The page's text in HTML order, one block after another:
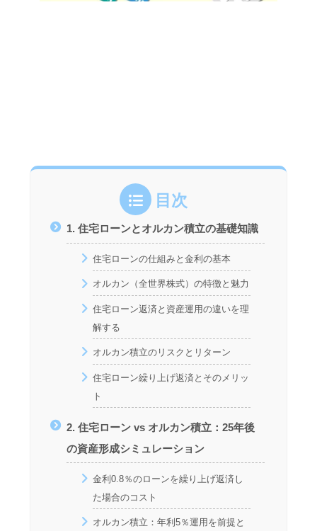
目次
1. 住宅ローンとオルカン積立の基礎知識
住宅ローンの仕組みと金利の基本
オルカン（全世界株式）の特徴と魅力
住宅ローン返済と資産運用の違いを理
解する
オルカン積立のリスクとリターン
住宅ローン繰り上げ返済とそのメリッ
ト
2. 住宅ローン vs オルカン積立：25年後
の資産形成シミュレーション
金利0.8％のローンを繰り上げ返済し
た場合のコスト
オルカン積立：年利5％運用を前提と